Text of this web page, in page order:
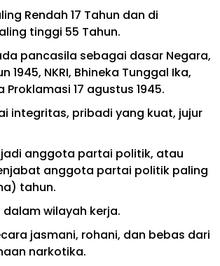
Rendah 17 Tahun dan di
tinggi 55 Tahun.
pancasila sebagai dasar Negara,
1945, NKRI, Bhineka Tunggal Ika,
17 agustus 1945.
integritas, pribadi yang kuat, jujur
anggota partai politik, atau
anggota partai politik paling
tahun.
dalam wilayah kerja.
jasmani, rohani, dan bebas dari
narkotika.